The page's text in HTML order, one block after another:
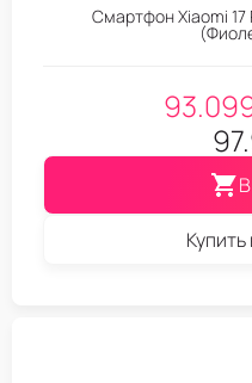
Смартфон Xiaomi 17
Купить